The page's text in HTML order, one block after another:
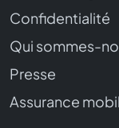
Confidentialité
Qui sommes-
Presse
Assurance